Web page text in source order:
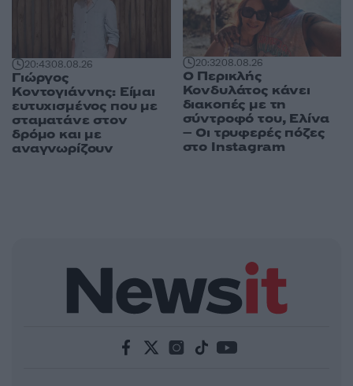
20:4308.08.26
Γιώργος
Κοντογιάννης: Είμαι
ευτυχισμένος που με
σταματάνε στον
δρόμο και με
αναγνωρίζουν
20:3208.08.26
Ο Περικλής
Κονδυλάτος κάνει
διακοπές με τη
σύντροφό του, Ελίνα
– Οι τρυφερές πόζες
στο Instagram